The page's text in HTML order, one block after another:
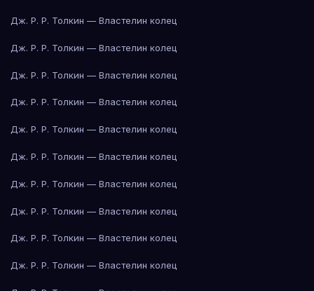
Дж. Р. Р. Толкин — Властелин колец
Дж. Р. Р. Толкин — Властелин колец
Дж. Р. Р. Толкин — Властелин колец
Дж. Р. Р. Толкин — Властелин колец
Дж. Р. Р. Толкин — Властелин колец
Дж. Р. Р. Толкин — Властелин колец
Дж. Р. Р. Толкин — Властелин колец
Дж. Р. Р. Толкин — Властелин колец
Дж. Р. Р. Толкин — Властелин колец
Дж. Р. Р. Толкин — Властелин колец